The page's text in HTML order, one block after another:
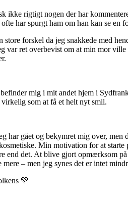
rigtigt nogen der har
har spurgt ham om han kan se
forskel da jeg snakkede med
ret overbevist om at min mor
mig i mit andet hjem i
som at få et helt nyt smil.
gået og bekymret mig over,
Min motivation for at
det. At blive gjort opmærksom
– men jeg synes det er intet
💚